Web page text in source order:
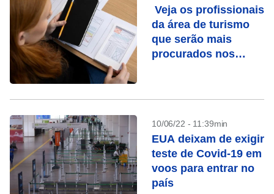
Veja os profissionais
da área de turismo
que serão mais
procurados nos
10/06/22 - 11:39min
EUA deixam de exigir
teste de Covid-19 em
voos para entrar no
país